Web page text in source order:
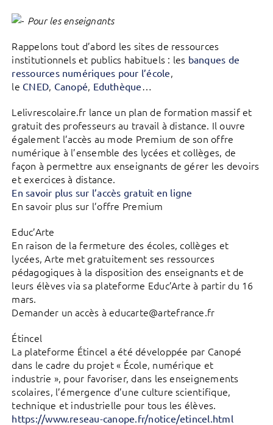
Pour les enseignants
Rappelons tout d’abord les sites de ressources
institutionnels et publics habituels : les banques de
ressources numériques pour l’école,
le CNED, Canopé, Eduthèque …
Lelivrescolaire.fr lance un plan de formation massif et
gratuit des professeurs au travail à distance. Il ouvre
également l’accès au mode Premium de son offre
numérique à l’ensemble des lycées et collèges, de
façon à permettre aux enseignants de gérer les devoirs
et exercices à distance.
En savoir plus sur l’accès gratuit en ligne
En savoir plus sur l’offre Premium
Educ’Arte
En raison de la fermeture des écoles, collèges et
lycées, Arte met gratuitement ses ressources
pédagogiques à la disposition des enseignants et de
leurs élèves via sa plateforme Educ’Arte à partir du 16
mars.
Demander un accès à educarte@artefrance.fr
Étincel
La plateforme Étincel a été développée par Canopé
dans le cadre du projet « École, numérique et
industrie », pour favoriser, dans les enseignements
scolaires, l’émergence d’une culture scientifique,
technique et industrielle pour tous les élèves.
https://www.reseau-canope.fr/notice/etincel.html